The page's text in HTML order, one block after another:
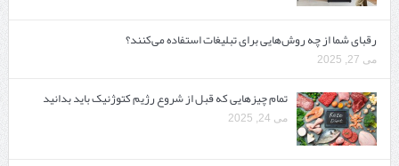
رقبای شما از چه روش‌هایی برای تبلیغات استفاده می‌کنند؟
می 27, 2025
تمام چیزهایی که قبل از شروع رژیم کتوژنیک باید بدانید‎
می 24, 2025